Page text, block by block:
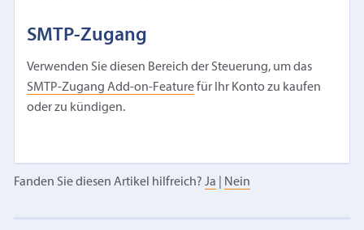
SMTP-Zugang
Verwenden Sie diesen Bereich der Steuerung, um das
SMTP-Zugang Add-on-Featurefür Ihr Konto zu kaufen
oder zu kündigen.
Fanden Sie diesen Artikel hilfreich? Ja Nein